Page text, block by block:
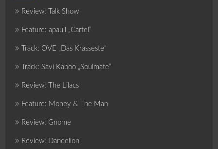
Review: Talk Show
Feature: apaull „Cartel“
Track: OVE „Das Krasseste“
Track: Savi Kaboo „Soulmate“
Review: The Lilacs
Feature: Money & The Man
Review: Gnome
Review: Dandelion